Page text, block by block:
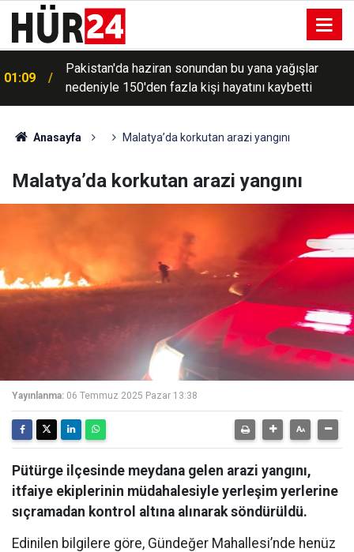
01:09
Pakistan'da haziran sonundan bu yana yağışlar
nedeniyle 150'den fazla kişi hayatını kaybetti
Anasayfa Malatya’da korkutan arazi yangını
Malatya’da korkutan arazi yangını
Yayınlanma: 06 Temmuz 2025 Pazar 13:38
Pütürge ilçesinde meydana gelen arazi yangını,
itfaiye ekiplerinin müdahalesiyle yerleşim yerlerine
sıçramadan kontrol altına alınarak söndürüldü.
Edinilen bilgilere göre, Gündeğer Mahallesi’nde henüz